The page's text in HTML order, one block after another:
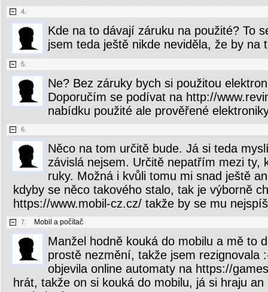
4.
Kde na to dávají záruku na použité? To
jsem teda ještě nikde neviděla, že by na
5.
Ne? Bez záruky bych si použitou
Doporučím se podívat na http://
nabídku použité ale prověřené
6.
Něco na tom určitě bude. Já si teda
závislá nejsem. Určitě nepatřím mezi ty,
ruky. Možná i kvůli tomu mi snad ještě
kdyby se něco takového stalo, tak je výborně
https://www.mobil-cz.cz/ takže by se mu
7. Mobil a počítač
Manžel hodně kouká do mobilu a mě to
prostě nezmění, takže jsem rezignovala
objevila online automaty na https://
hrát, takže on si kouká do mobilu, já si hraju